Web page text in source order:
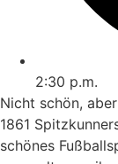
2:30 p.m.
Nicht schön,
1861
schönes